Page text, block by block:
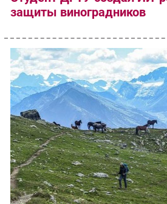
защиты виноградников